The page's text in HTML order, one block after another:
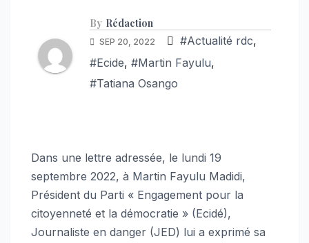
By Rédaction
SEP 20, 2022 #Actualité rdc,
#Ecide, #Martin Fayulu,
#Tatiana Osango
Dans une lettre adressée, le lundi 19
septembre 2022, à Martin Fayulu Madidi,
Président du Parti « Engagement pour la
citoyenneté et la démocratie » (Ecidé),
Journaliste en danger (JED) lui a exprimé sa